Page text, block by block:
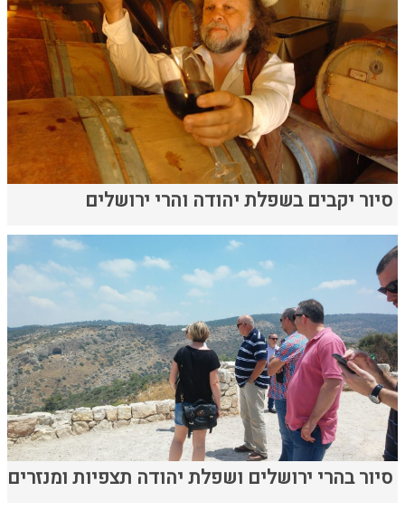
סיור יקבים בשפלת יהודה והרי ירושלים
סיור בהרי ירושלים ושפלת יהודה תצפיות ומנזרים